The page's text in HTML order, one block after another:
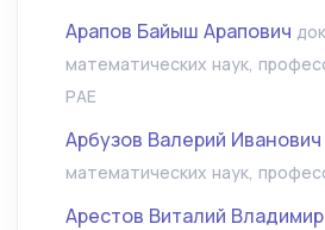
Арапов Байыш Арапович
математических наук,
РАЕ
Арбузов Валерий Иванович
математических наук,
Арестов Виталий